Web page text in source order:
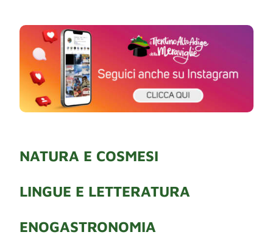
NATURA E COSMESI
LINGUE E LETTERATURA
ENOGASTRONOMIA